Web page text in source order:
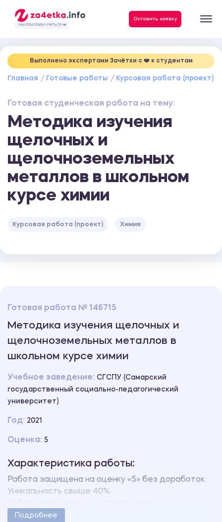
- МЫ ПОМОГАЕМ УЧИТЬСЯ ❤️
Оставить заявку
Выполнено экспертами Зачётки c ❤️ к студентам
Главная Готовые работы Курсовая работа (проект)
Готовая студенческая работа на тему:
Методика изучения
щелочных и
щелочноземельных
металлов в школьном
курсе химии
Курсовая работа (проект) Химия
Готовая работа № 146715
Методика изучения щелочных и
щелочноземельных металлов в
школьном курсе химии
Учебное заведение: СГСПУ (Самарский
государственный социально-педагогический
университет)
Год: 2021
Оценка: 5
Характеристика работы:
Работа защищена на оценку «5» без доработок.
Уникальность свыше 40%.
методическими указаниями учебного заведения.
Подробнее